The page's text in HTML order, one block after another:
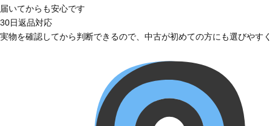
届いてからも安心です
30日返品対応
実物を確認してから判断できるので、中古が初めての方にも選びやす